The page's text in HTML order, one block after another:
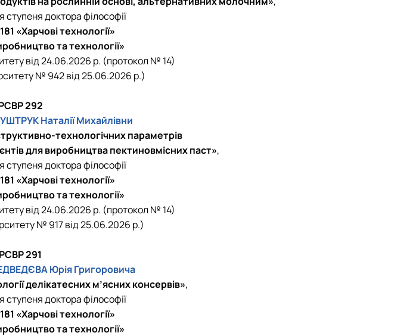
ступеня доктора філософії
181 «Харчові технології»
та технології»
від 24.06.2026 р. (протокол № 14)
№ 942 від 25.06.2026 р.)
292
Наталії Михайлівни
технологічних параметрів
для виробництва пектиновмісних паст»,
ступеня доктора філософії
181 «Харчові технології»
та технології»
від 24.06.2026 р. (протокол № 14)
№ 917 від 25.06.2026 р.)
РСВР 291
Юрія Григоровича
делікатесних м’ясних консервів»,
ступеня доктора філософії
181 «Харчові технології»
та технології»